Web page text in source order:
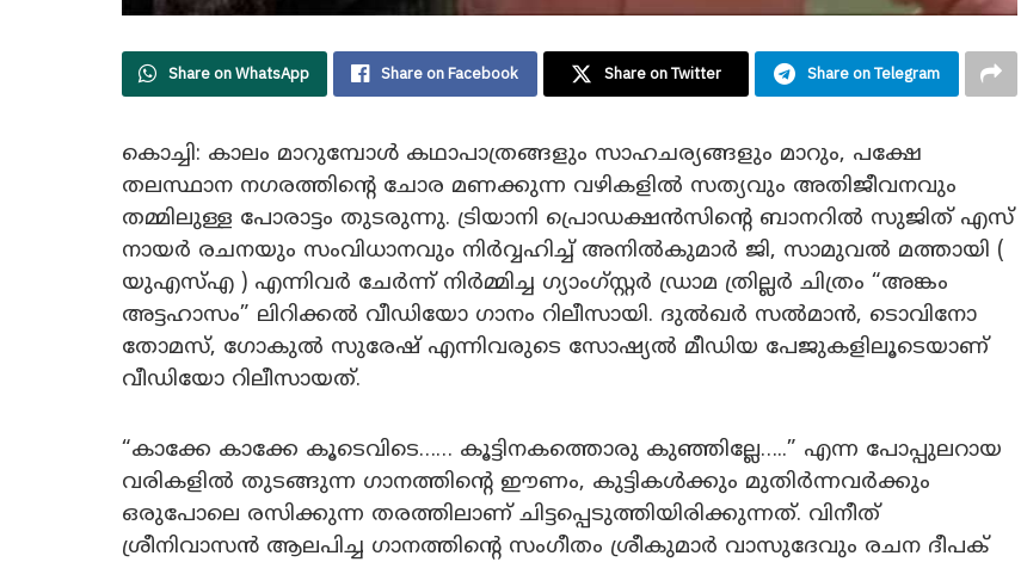
Share on WhatsApp Share on Facebook Share on Twitter Share on Telegram
കൊച്ചി: കാലം മാറുമ്പോൾ കഥാപാത്രങ്ങളും സാഹചര്യങ്ങളും മാറും, പക്ഷേ
തലസ്ഥാന നഗരത്തിൻ്റെ ചോര മണക്കുന്ന വഴികളിൽ സത്യവും അതിജീവനവും
തമ്മിലുള്ള പോരാട്ടം തുടരുന്നു. ട്രിയാനി പ്രൊഡക്ഷൻസിൻ്റെ ബാനറിൽ സുജിത് എസ്
നായർ രചനയും സംവിധാനവും നിർവ്വഹിച്ച് അനിൽകുമാർ ജി, സാമുവൽ മത്തായി (
യുഎസ്എ ) എന്നിവർ ചേർന്ന് നിർമ്മിച്ച ഗ്യാംഗ്സ്റ്റർ ഡ്രാമ ത്രില്ലർ ചിത്രം “അങ്കം
അട്ടഹാസം” ലിറിക്കൽ വീഡിയോ ഗാനം റിലീസായി. ദുൽഖർ സൽമാൻ, ടൊവിനോ
തോമസ്, ഗോകുൽ സുരേഷ് എന്നിവരുടെ സോഷ്യൽ മീഡിയ പേജുകളിലൂടെയാണ്
വീഡിയോ റിലീസായത്.
“കാക്കേ കാക്കേ കൂടെവിടെ…… കൂട്ടിനകത്തൊരു കുഞ്ഞില്ലേ…..” എന്ന പോപ്പുലറായ
വരികളിൽ തുടങ്ങുന്ന ഗാനത്തിൻ്റെ ഈണം, കുട്ടികൾക്കും മുതിർന്നവർക്കും
ഒരുപോലെ രസിക്കുന്ന തരത്തിലാണ് ചിട്ടപ്പെടുത്തിയിരിക്കുന്നത്. വിനീത്
ശ്രീനിവാസൻ ആലപിച്ച ഗാനത്തിൻ്റെ സംഗീതം ശ്രീകുമാർ വാസുദേവും രചന ദീപക്